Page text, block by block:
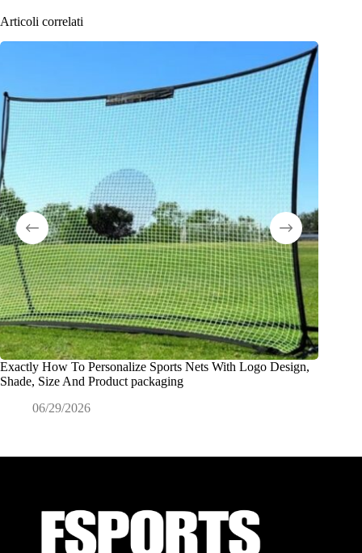
Articoli correlati
Exactly How To Personalize Sports Nets With Logo Design,
Shade, Size And Product packaging
06/29/2026